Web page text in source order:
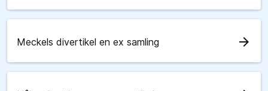
Meckels divertikel en ex samling arrow_forward